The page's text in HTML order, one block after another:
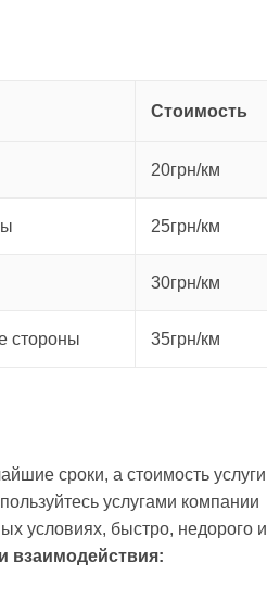
Стоимость
20грн/км
25грн/км
30грн/км
стороны 35грн/км
сроки, а стоимость услуги
услугами компании
условиях, быстро, недорого и
взаимодействия: